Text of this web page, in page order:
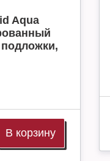
Aqua
В корзину